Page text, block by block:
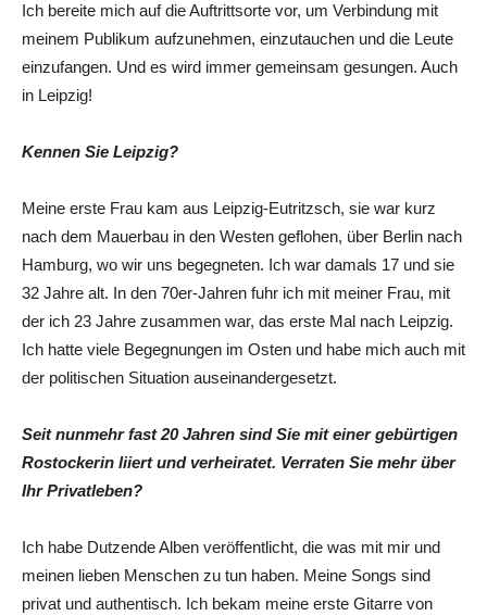
Ich bereite mich auf die Auftrittsorte vor, um Verbindung mit
meinem Publikum aufzunehmen, einzutauchen und die Leute
einzufangen. Und es wird immer gemeinsam gesungen. Auch
in Leipzig!
Kennen Sie Leipzig?
Meine erste Frau kam aus Leipzig-Eutritzsch, sie war kurz
nach dem Mauerbau in den Westen geflohen, über Berlin nach
Hamburg, wo wir uns begegneten. Ich war damals 17 und sie
32 Jahre alt. In den 70er-Jahren fuhr ich mit meiner Frau, mit
der ich 23 Jahre zusammen war, das erste Mal nach Leipzig.
Ich hatte viele Begegnungen im Osten und habe mich auch mit
der politischen Situation auseinandergesetzt.
Seit nunmehr fast 20 Jahren sind Sie mit einer gebürtigen
Rostockerin liiert und verheiratet. Verraten Sie mehr über
Ihr Privatleben?
Ich habe Dutzende Alben veröffentlicht, die was mit mir und
meinen lieben Menschen zu tun haben. Meine Songs sind
privat und authentisch. Ich bekam meine erste Gitarre von